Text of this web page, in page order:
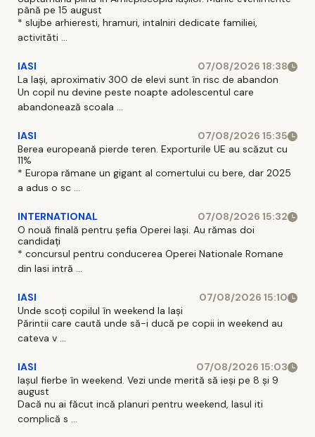
până pe 15 august
* slujbe arhieresti, hramuri, intalniri dedicate familiei,
activităti ...
IASI
07/08/2026 18:38
La Iași, aproximativ 300 de elevi sunt în risc de abandon
Un copil nu devine peste noapte adolescentul care
abandonează scoala ...
IASI
07/08/2026 15:35
Berea europeană pierde teren. Exporturile UE au scăzut cu
11%
* Europa rămane un gigant al comertului cu bere, dar 2025
a adus o sc ...
INTERNATIONAL
07/08/2026 15:32
O nouă finală pentru șefia Operei Iași. Au rămas doi
candidați
* concursul pentru conducerea Operei Nationale Romane
din Iasi intră ...
IASI
07/08/2026 15:10
Unde scoți copilul în weekend la Iași
Părintii care caută unde să-i ducă pe copii in weekend au
cateva v ...
IASI
07/08/2026 15:03
Iașul fierbe în weekend. Vezi unde merită să ieși pe 8 și 9
august
Dacă nu ai făcut incă planuri pentru weekend, Iasul iti
complică s ...